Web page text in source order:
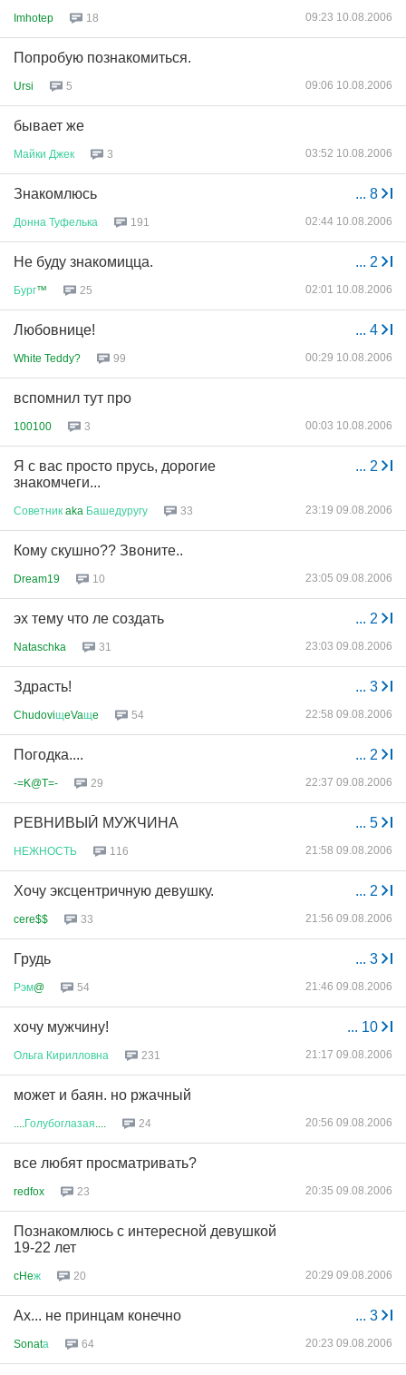
Imhotep 18 09:23 10.08.2006
Попробую познакомиться.
Ursi 5 09:06 10.08.2006
бывает же
Майки Джек 3 03:52 10.08.2006
... 8
Знакомлюсь
Донна Туфелька 191 02:44 10.08.2006
... 2
Не буду знакомицца.
Бург™ 25 02:01 10.08.2006
... 4
Любовнице!
White Teddy? 99 00:29 10.08.2006
вспомнил тут про
100100 3 00:03 10.08.2006
... 2
Я с вас просто прусь, дорогие
знакомчеги...
Советник aka Башедуругу 33 23:19 09.08.2006
Кому скушно?? Звоните..
Dream19 10 23:05 09.08.2006
... 2
эх тему что ле создать
Nataschka 31 23:03 09.08.2006
... 3
Здрасть!
ChudoviщeVaщe 54 22:58 09.08.2006
... 2
Погодка....
-=K@T=- 29 22:37 09.08.2006
... 5
РЕВНИВЫЙ МУЖЧИНА
НЕЖНОСТЬ 116 21:58 09.08.2006
... 2
Хочу эксцентричную девушку.
cere$$ 33 21:56 09.08.2006
... 3
Грудь
Рэм@ 54 21:46 09.08.2006
... 10
хочу мужчину!
Ольга Кирилловна 231 21:17 09.08.2006
может и баян. но ржачный
Голубоглазая 24 20:56 09.08.2006
все любят просматривать?
redfox 23 20:35 09.08.2006
Познакомлюсь с интересной девушкой
19-22 лет
cHeж 20 20:29 09.08.2006
... 3
Ах... не принцам конечно
Sonatа 64 20:23 09.08.2006